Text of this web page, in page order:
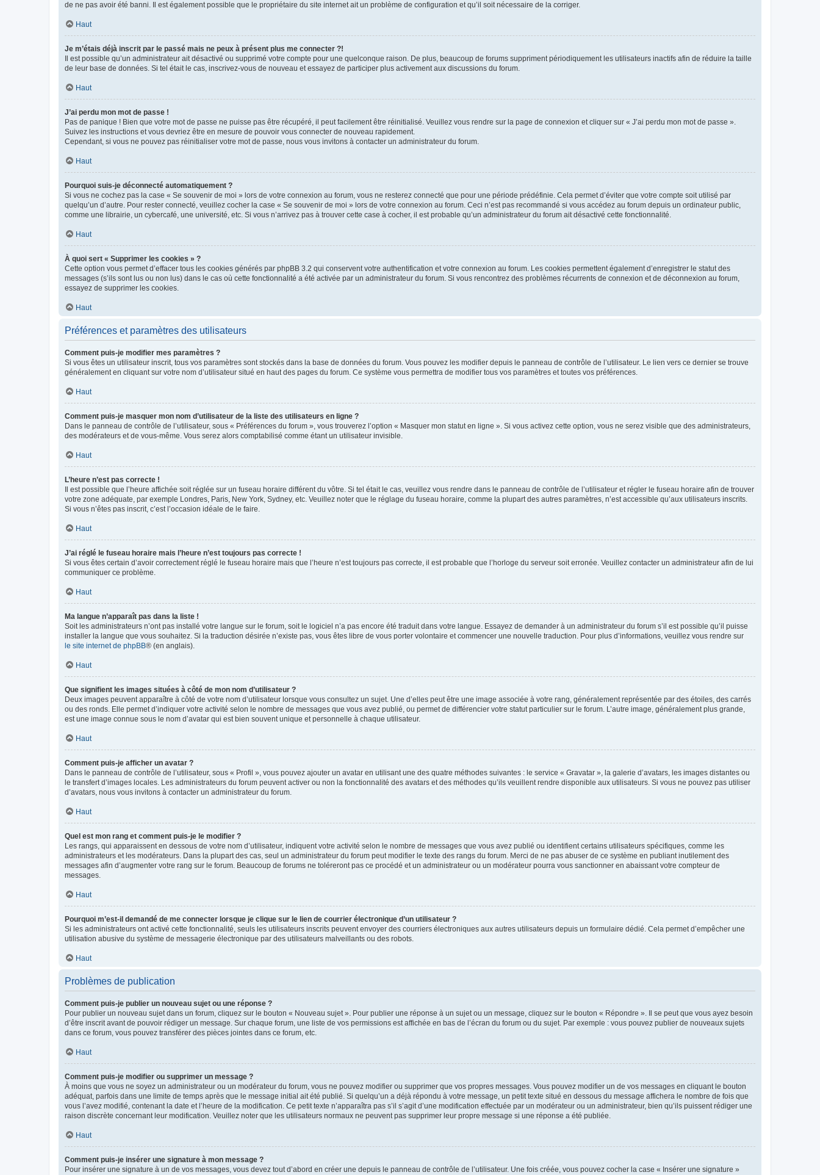
de ne pas avoir été banni. Il est également possible que le propriétaire du site internet ait un problème de configuration et qu’il soit nécessaire de la corriger.
Haut
Je m’étais déjà inscrit par le passé mais ne peux à présent plus me connecter ?!
Il est possible qu’un administrateur ait désactivé ou supprimé votre compte pour une quelconque raison. De plus, beaucoup de forums suppriment périodiquement les utilisateurs inactifs afin de réduire la taille
de leur base de données. Si tel était le cas, inscrivez-vous de nouveau et essayez de participer plus activement aux discussions du forum.
Haut
J’ai perdu mon mot de passe !
Pas de panique ! Bien que votre mot de passe ne puisse pas être récupéré, il peut facilement être réinitialisé. Veuillez vous rendre sur la page de connexion et cliquer sur « J’ai perdu mon mot de passe ».
Suivez les instructions et vous devriez être en mesure de pouvoir vous connecter de nouveau rapidement.
Cependant, si vous ne pouvez pas réinitialiser votre mot de passe, nous vous invitons à contacter un administrateur du forum.
Haut
Pourquoi suis-je déconnecté automatiquement ?
Si vous ne cochez pas la case « Se souvenir de moi » lors de votre connexion au forum, vous ne resterez connecté que pour une période prédéfinie. Cela permet d’éviter que votre compte soit utilisé par
quelqu’un d’autre. Pour rester connecté, veuillez cocher la case « Se souvenir de moi » lors de votre connexion au forum. Ceci n’est pas recommandé si vous accédez au forum depuis un ordinateur public,
comme une librairie, un cybercafé, une université, etc. Si vous n’arrivez pas à trouver cette case à cocher, il est probable qu’un administrateur du forum ait désactivé cette fonctionnalité.
Haut
À quoi sert « Supprimer les cookies » ?
Cette option vous permet d’effacer tous les cookies générés par phpBB 3.2 qui conservent votre authentification et votre connexion au forum. Les cookies permettent également d’enregistrer le statut des
messages (s’ils sont lus ou non lus) dans le cas où cette fonctionnalité a été activée par un administrateur du forum. Si vous rencontrez des problèmes récurrents de connexion et de déconnexion au forum,
essayez de supprimer les cookies.
Haut
Préférences et paramètres des utilisateurs
Comment puis-je modifier mes paramètres ?
Si vous êtes un utilisateur inscrit, tous vos paramètres sont stockés dans la base de données du forum. Vous pouvez les modifier depuis le panneau de contrôle de l’utilisateur. Le lien vers ce dernier se trouve
généralement en cliquant sur votre nom d’utilisateur situé en haut des pages du forum. Ce système vous permettra de modifier tous vos paramètres et toutes vos préférences.
Haut
Comment puis-je masquer mon nom d’utilisateur de la liste des utilisateurs en ligne ?
Dans le panneau de contrôle de l’utilisateur, sous « Préférences du forum », vous trouverez l’option « Masquer mon statut en ligne ». Si vous activez cette option, vous ne serez visible que des administrateurs,
des modérateurs et de vous-même. Vous serez alors comptabilisé comme étant un utilisateur invisible.
Haut
L’heure n’est pas correcte !
Il est possible que l’heure affichée soit réglée sur un fuseau horaire différent du vôtre. Si tel était le cas, veuillez vous rendre dans le panneau de contrôle de l’utilisateur et régler le fuseau horaire afin de trouver
votre zone adéquate, par exemple Londres, Paris, New York, Sydney, etc. Veuillez noter que le réglage du fuseau horaire, comme la plupart des autres paramètres, n’est accessible qu’aux utilisateurs inscrits.
Si vous n’êtes pas inscrit, c’est l’occasion idéale de le faire.
Haut
J’ai réglé le fuseau horaire mais l’heure n’est toujours pas correcte !
Si vous êtes certain d’avoir correctement réglé le fuseau horaire mais que l’heure n’est toujours pas correcte, il est probable que l’horloge du serveur soit erronée. Veuillez contacter un administrateur afin de lui
communiquer ce problème.
Haut
Ma langue n’apparaît pas dans la liste !
Soit les administrateurs n’ont pas installé votre langue sur le forum, soit le logiciel n’a pas encore été traduit dans votre langue. Essayez de demander à un administrateur du forum s’il est possible qu’il puisse
installer la langue que vous souhaitez. Si la traduction désirée n’existe pas, vous êtes libre de vous porter volontaire et commencer une nouvelle traduction. Pour plus d’informations, veuillez vous rendre sur
le site internet de phpBB® (en anglais).
Haut
Que signifient les images situées à côté de mon nom d’utilisateur ?
Deux images peuvent apparaître à côté de votre nom d’utilisateur lorsque vous consultez un sujet. Une d’elles peut être une image associée à votre rang, généralement représentée par des étoiles, des carrés
ou des ronds. Elle permet d’indiquer votre activité selon le nombre de messages que vous avez publié, ou permet de différencier votre statut particulier sur le forum. L’autre image, généralement plus grande,
est une image connue sous le nom d’avatar qui est bien souvent unique et personnelle à chaque utilisateur.
Haut
Comment puis-je afficher un avatar ?
Dans le panneau de contrôle de l’utilisateur, sous « Profil », vous pouvez ajouter un avatar en utilisant une des quatre méthodes suivantes : le service « Gravatar », la galerie d’avatars, les images distantes ou
le transfert d’images locales. Les administrateurs du forum peuvent activer ou non la fonctionnalité des avatars et des méthodes qu’ils veuillent rendre disponible aux utilisateurs. Si vous ne pouvez pas utiliser
d’avatars, nous vous invitons à contacter un administrateur du forum.
Haut
Quel est mon rang et comment puis-je le modifier ?
Les rangs, qui apparaissent en dessous de votre nom d’utilisateur, indiquent votre activité selon le nombre de messages que vous avez publié ou identifient certains utilisateurs spécifiques, comme les
administrateurs et les modérateurs. Dans la plupart des cas, seul un administrateur du forum peut modifier le texte des rangs du forum. Merci de ne pas abuser de ce système en publiant inutilement des
messages afin d’augmenter votre rang sur le forum. Beaucoup de forums ne toléreront pas ce procédé et un administrateur ou un modérateur pourra vous sanctionner en abaissant votre compteur de
messages.
Haut
Pourquoi m’est-il demandé de me connecter lorsque je clique sur le lien de courrier électronique d’un utilisateur ?
Si les administrateurs ont activé cette fonctionnalité, seuls les utilisateurs inscrits peuvent envoyer des courriers électroniques aux autres utilisateurs depuis un formulaire dédié. Cela permet d’empêcher une
utilisation abusive du système de messagerie électronique par des utilisateurs malveillants ou des robots.
Haut
Problèmes de publication
Comment puis-je publier un nouveau sujet ou une réponse ?
Pour publier un nouveau sujet dans un forum, cliquez sur le bouton « Nouveau sujet ». Pour publier une réponse à un sujet ou un message, cliquez sur le bouton « Répondre ». Il se peut que vous ayez besoin
d’être inscrit avant de pouvoir rédiger un message. Sur chaque forum, une liste de vos permissions est affichée en bas de l’écran du forum ou du sujet. Par exemple : vous pouvez publier de nouveaux sujets
dans ce forum, vous pouvez transférer des pièces jointes dans ce forum, etc.
Haut
Comment puis-je modifier ou supprimer un message ?
À moins que vous ne soyez un administrateur ou un modérateur du forum, vous ne pouvez modifier ou supprimer que vos propres messages. Vous pouvez modifier un de vos messages en cliquant le bouton
adéquat, parfois dans une limite de temps après que le message initial ait été publié. Si quelqu’un a déjà répondu à votre message, un petit texte situé en dessous du message affichera le nombre de fois que
vous l’avez modifié, contenant la date et l’heure de la modification. Ce petit texte n’apparaîtra pas s’il s’agit d’une modification effectuée par un modérateur ou un administrateur, bien qu’ils puissent rédiger une
raison discrète concernant leur modification. Veuillez noter que les utilisateurs normaux ne peuvent pas supprimer leur propre message si une réponse a été publiée.
Haut
Comment puis-je insérer une signature à mon message ?
Pour insérer une signature à un de vos messages, vous devez tout d’abord en créer une depuis le panneau de contrôle de l’utilisateur. Une fois créée, vous pouvez cocher la case « Insérer une signature »